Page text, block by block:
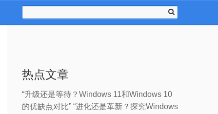
热点文章
“升级还是等待？Windows 11和Windows 10
的优缺点对比” “进化还是革新？探究Windows